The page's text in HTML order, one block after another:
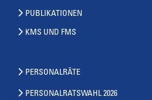
PUBLIKATIONEN
KMS UND FMS
PERSONALRÄTE
PERSONALRATSWAHL 2026